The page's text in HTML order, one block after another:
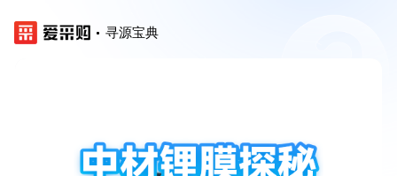
寻源宝典